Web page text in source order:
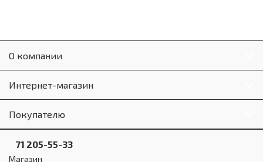
О компании
Интернет-магазин
Покупателю
71 205-55-33
Магазин